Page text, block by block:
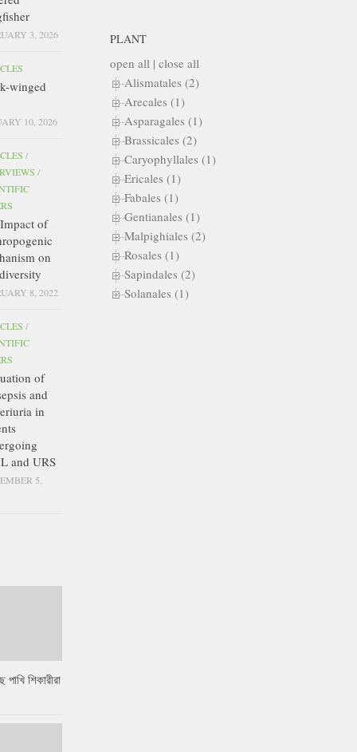
PLANT
open all | close all
Alismatales (2)
Arecales (1)
Asparagales (1)
Brassicales (2)
Caryophyllales (1)
Ericales (1)
Fabales (1)
Gentianales (1)
Malpighiales (2)
Rosales (1)
Sapindales (2)
Solanales (1)
3, 2026
winged
10, 2026
/
/
of
on
8, 2022
/
of
and
in
and URS
5,
শিকারীরা